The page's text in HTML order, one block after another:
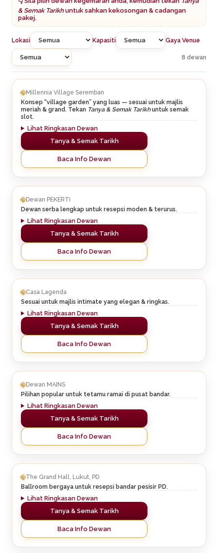
& Semak Tarikhuntuk sahkan kekosongan & cadangan
pakej.
Lokasi Kapasiti Gaya Venue
8 dewan
Millennia Village Seremban
Konsep “village garden” yang luas — sesuai untuk majlis
meriah & grand. Tekan Tanya & Semak Tarikhuntuk semak
slot.
Lihat Ringkasan Dewan
Tanya & Semak Tarikh
Baca Info Dewan
Dewan PEKERTI
Dewan serba lengkap untuk resepsi moden & terurus.
Lihat Ringkasan Dewan
Tanya & Semak Tarikh
Baca Info Dewan
Casa Lagenda
Sesuai untuk majlis intimate yang elegan & ringkas.
Lihat Ringkasan Dewan
Tanya & Semak Tarikh
Baca Info Dewan
Dewan MAINS
Pilihan popular untuk tetamu ramai di pusat bandar.
Lihat Ringkasan Dewan
Tanya & Semak Tarikh
Baca Info Dewan
The Grand Hall, Lukut, PD
Ballroom bergaya untuk resepsi bandar pesisir PD.
Lihat Ringkasan Dewan
Tanya & Semak Tarikh
Baca Info Dewan